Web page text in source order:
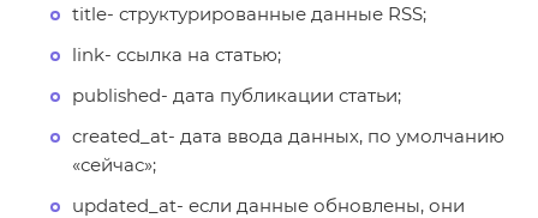
title- структурированные данные RSS;
link- ссылка на статью;
published- дата публикации статьи;
created_at- дата ввода данных, по умолчанию
«сейчас»;
updated_at- если данные обновлены, они